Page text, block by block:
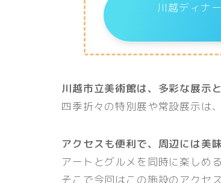
川越ディナ
川越市立美術館は、多彩な展示
四季折々の特別展や常設展示は
アクセスも便利で、周辺には美
アートとグルメを同時に楽しめ
そこで今回はこの施設のアクセ